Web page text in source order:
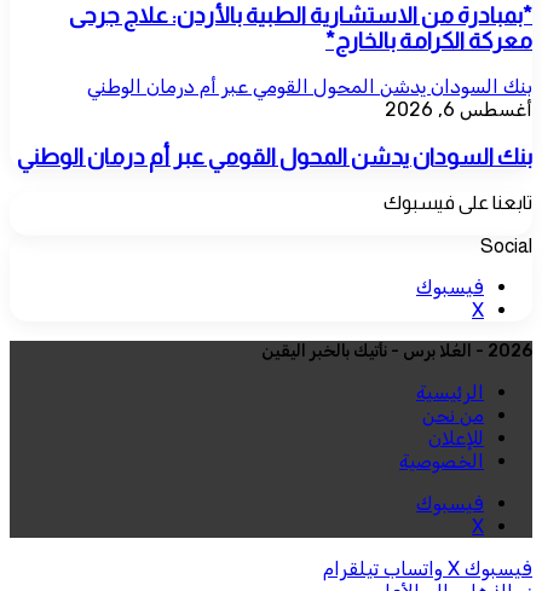
*بمبادرة من الاستشارية الطبية بالأردن: علاج جرحى
معركة الكرامة بالخارج*
بنك السودان يدشن المحول القومي عبر أم درمان الوطني
أغسطس 6, 2026
بنك السودان يدشن المحول القومي عبر أم درمان الوطني
تابعنا على فيسبوك
Social
فيسبوك
‫X
2026 - العُلا برس - نأتيك بالخبر اليقين
الرئيسية
من نحن
للإعلان
الخصوصية
فيسبوك
‫X
فيسبوك ‫X واتساب تيلقرام